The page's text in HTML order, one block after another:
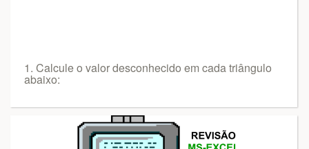
1. Calcule o valor desconhecido em cada triângulo
abaixo: